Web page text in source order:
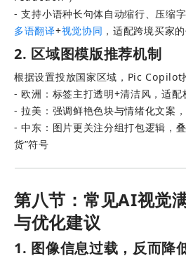
- 支持小语种长句体自动缩行、压缩
多语翻译+视觉协同 ，适配跨境买家
2. 区域图模版推荐机制
根据设置投放国家区域，Pic Copilot
- 欧洲：标签主打透明+清洁风，适配
- 拉美：强调鲜艳色块与情绪化文案
- 中东：图片更关注分组打包逻辑，
货”符号
第八节：常见AI视觉
与优化建议
1. 图像信息过载，反而降